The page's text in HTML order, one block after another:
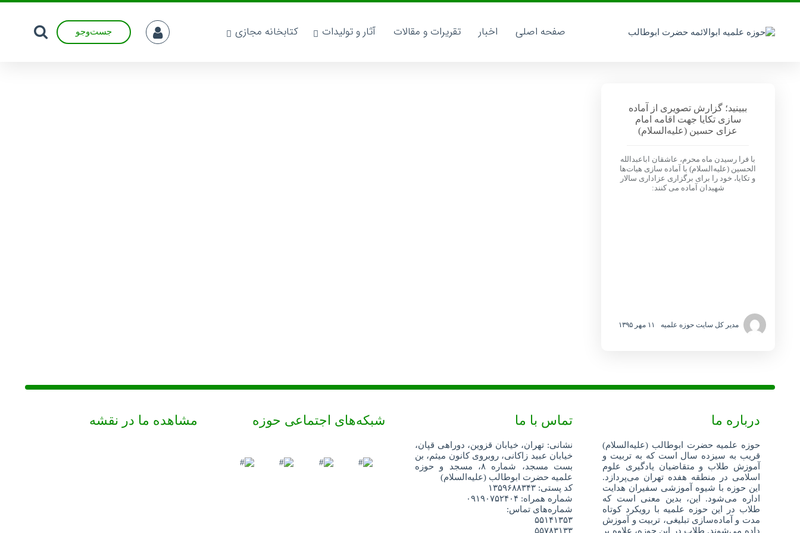
صفحه اصلی اخبار تقریرات و مقالات آثار و تولیدات کتابخانه مجازی جست‌وجو
ببینید؛ گزارش تصویری از آماده
سازی تکایا جهت اقامه امام
عزای حسین (علیه‌السلام)
با فرا رسیدن ماه محرم، عاشقان اباعبدالله
الحسین (علیه‌السلام) با آماده سازی هیات‌ها
و تکایا، خود را برای برگزاری عزاداری سالار
شهیدان آماده می کنند:
مدیر کل سایت حوزه علمیه ۱۱ مهر ۱۳۹۵
درباره ما
حوزه علمیه حضرت ابوطالب (علیه‌السلام)
قریب به سیزده سال است که به تربیت و
آموزش طلاب و متقاضیان یادگیری علوم
اسلامی در منطقه هفده تهران می‌پردازد.
این حوزه با شیوه آموزشی سفیران هدایت
اداره می‌شود. این، بدین معنی است که
طلاب در این حوزه علمیه با رویکرد کوتاه
مدت و آماده‌سازی تبلیغی، تربیت و آموزش
داده می‌شوند. طلاب در این حوزه، علاوه بر
تماس با ما
نشانی: تهران، خیابان قزوین، دوراهی قپان،
خیابان عبید زاکانی، روبروی کانون میثم، بن
بست مسجد، شماره ۸، مسجد و حوزه
علمیه حضرت ابوطالب (علیه‌السلام)
کد پستی: ۱۳۵۹۶۸۸۳۴۳
شماره همراه: ۰۹۱۹۰۷۵۲۴۰۴
شماره‌های تماس:
۵۵۱۴۱۳۵۳
۵۵۷۸۳۱۳۳
شبکه‌های اجتماعی حوزه مشاهده ما در نقشه